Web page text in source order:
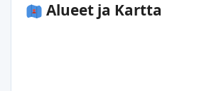
Alueet ja Kartta